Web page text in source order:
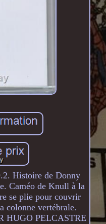
Histoire de Donny
Caméo de Knull à la
se plie pour couvrir
colonne vertébrale.
HUGO PELCASTRE